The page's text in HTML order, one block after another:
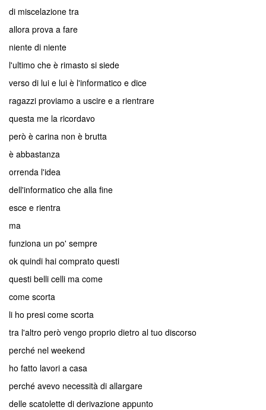
di miscelazione tra
allora prova a fare
niente di niente
l'ultimo che è rimasto si siede
verso di lui e lui è l'informatico e dice
ragazzi proviamo a uscire e a rientrare
questa me la ricordavo
però è carina non è brutta
è abbastanza
orrenda l'idea
dell'informatico che alla fine
esce e rientra
ma
funziona un po' sempre
ok quindi hai comprato questi
questi belli celli ma come
come scorta
li ho presi come scorta
tra l'altro però vengo proprio dietro al tuo discorso
perché nel weekend
ho fatto lavori a casa
perché avevo necessità di allargare
delle scatolette di derivazione appunto